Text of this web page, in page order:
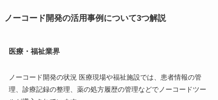
ノーコード開発の活用事例 について3つ解説
医療・福祉業界
ノーコード開発の状況 医療現場や福祉施設では、患者情報の管
理、診療記録の整理、薬の処方履歴の管理などでノーコードツー